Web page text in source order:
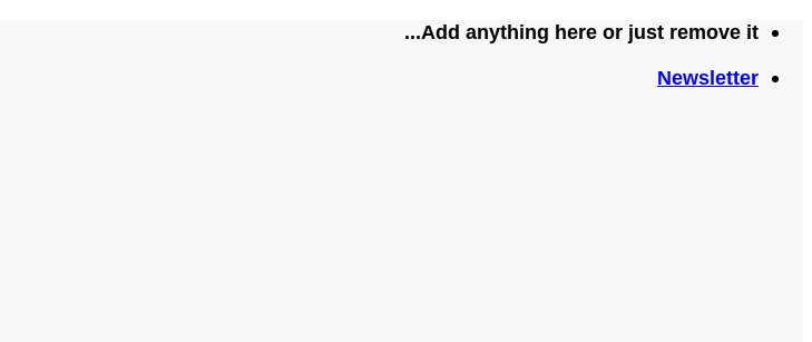
تخطيAdd anything here or just remove it...
Newsletter